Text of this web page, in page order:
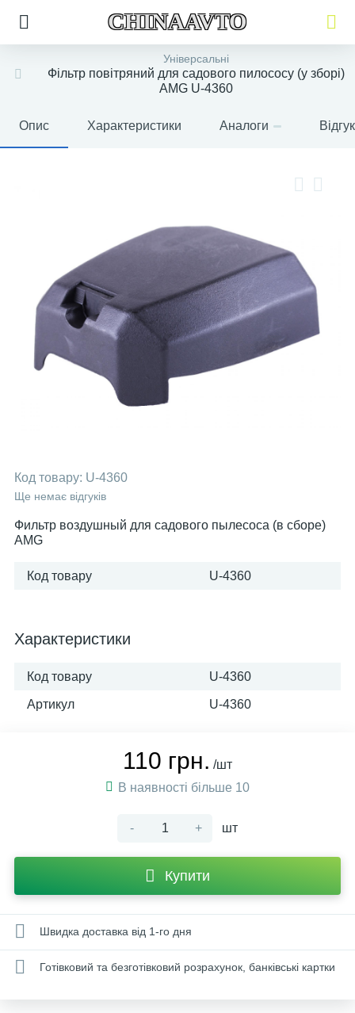
CHINAAVTO
Універсальні
Фільтр повітряний для садового пилососу (у зборі)
AMG U-4360
Опис Характеристики Аналоги
Код товару: U-4360
Ще немає відгуків
Фильтр воздушный для садового пылесоса (в сборе)
AMG
Код товару U-4360
Характеристики
Код товару U-4360
Артикул U-4360
110 грн. /шт
В наявності більше 10
- + шт
Купити
Швидка доставка від 1-го дня
Готівковий та безготівковий розрахунок, банківські картки